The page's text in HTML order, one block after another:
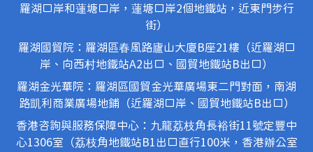
羅湖口岸和蓮塘口岸，蓮塘口岸2個地鐵站，近東門步行
街）
羅湖國貿院：羅湖區春風路廬山大廈B座21樓（近羅湖口
岸、向西村地鐵站A2出口、國貿地鐵站B出口）
羅湖金光華院：羅湖區國貿金光華廣場東二門對面，南湖
路凱利商業廣場地鋪（近羅湖口岸、國貿地鐵站B出口）
香港咨詢與服務保障中心：九龍荔枝角長裕街11號定豐中
心1306室（荔枝角地鐵站B1出口直行100米，香港辦公室